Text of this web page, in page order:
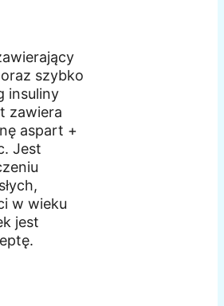
oraz szybko
insuliny
zawiera
aspart +
Jest
w wieku
jest